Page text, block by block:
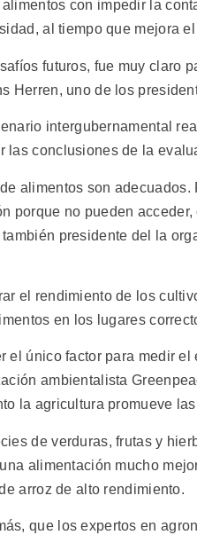
con impedir la
al tiempo que mejora
futuros, fue muy claro
Herren, uno de los
intergubernamental
las conclusiones de la
alimentos son
porque no pueden
presidente del la
el rendimiento de los
en los lugares
el único factor para medir
ambientalista
la agricultura promueve
de verduras, frutas y
alimentación mucho
arroz de alto rendimiento.
que los expertos en